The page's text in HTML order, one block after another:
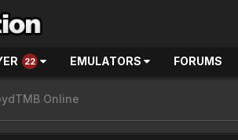
22 EMULATORS FORUMS
Online